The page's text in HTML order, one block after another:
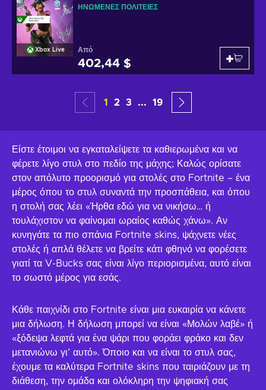
Xbox Live
STATES
ΗΝΩΜΈΝΕΣ ΠΟΛΙΤΕΊΕΣ
Από
402,44 $
1 2 3 ... 19
Είστε έτοιμοι να εγκαταλείψετε τα καθιερωμένα και να
φέρετε λίγο στυλ στο πεδίο της μάχης; Καλώς ορίσατε
στον απόλυτο προορισμό για στολές στο Fortnite – ένα
μέρος όπου το στυλ συναντά την προσπάθεια, και όπου
η στολή σας λέει «Ήρθα εδώ για να νικήσω… ή
τουλάχιστον να φαίνομαι ωραίος καθώς χάνω». Αν
κυνηγάτε τα πιο σπάνια Fortnite skins, ψάχνετε νέες
στολές ή απλά θέλετε να βρείτε κάτι φθηνό να φορέσετε
γιατί τα V-Bucks σας είναι λίγο περιορισμένα, αυτό είναι
το σωστό μέρος για εσάς.
Κάθε παιχνίδι στο Fortnite είναι μια ευκαιρία να κάνετε
μια δήλωση. Η δήλωση μπορεί να είναι «Μολών λαβέ» ή
«ξόδεψα λεφτά για ένα ψάρι που φοράει φράκο και δεν
μετανιώνω γι’ αυτό». Όποιο και να είναι το στυλ σας,
έχουμε τα καλύτερα Fortnite skins που ταιριάζουν με τη
διάθεση, την ομάδα και ολόκληρη την ψηφιακή σας